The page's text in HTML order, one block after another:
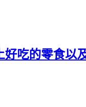
吃的零食以